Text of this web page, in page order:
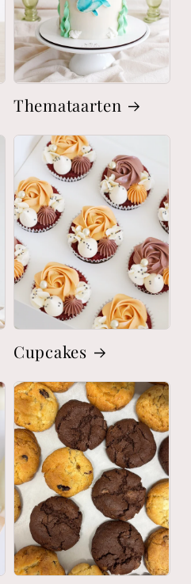
Themataarten
Cupcakes